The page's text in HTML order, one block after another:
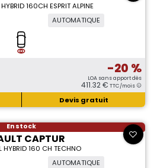
160CH ESPRIT ALPINE
AUTOMATIQUE
-20 %
LOA sans apport dès
411.32 € TTC/mois
Devis gratuit
En stock
CAPTUR
HYBRID 160 CH TECHNO
AUTOMATIQUE